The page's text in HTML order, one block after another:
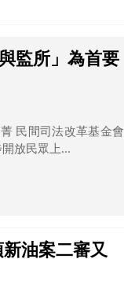
監所」為首要
民間司法改革基金會
放民眾上...
油案二審又